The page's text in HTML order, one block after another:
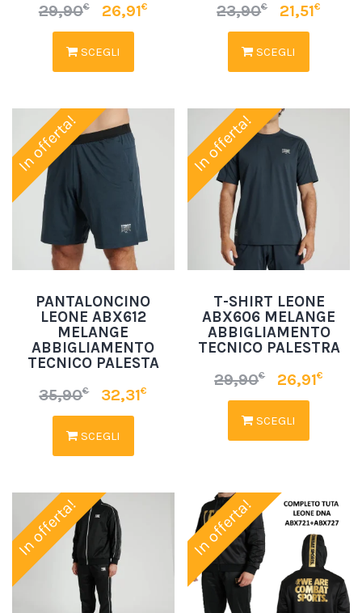
29,90€ 26,91€
SCEGLI
23,90€ 21,51€
SCEGLI
In offerta!
PANTALONCINO
LEONE ABX612
MELANGE
ABBIGLIAMENTO
TECNICO PALESTA
35,90€ 32,31€
SCEGLI
In offerta!
T-SHIRT LEONE
ABX606 MELANGE
ABBIGLIAMENTO
TECNICO PALESTRA
29,90€ 26,91€
SCEGLI
In offerta! In offerta!